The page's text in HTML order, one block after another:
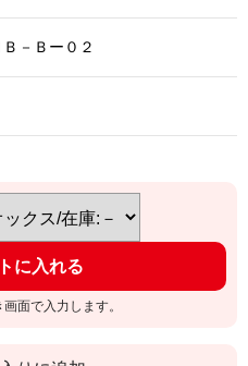
Ｂ－Ｂー０２
に入れる
面で入力します。